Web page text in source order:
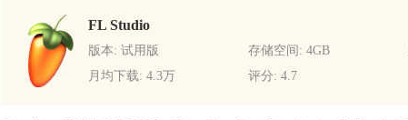
FL Studio
版本: 试用版 存储空间: 4GB
月均下载: 4.3万
评分: 4.7